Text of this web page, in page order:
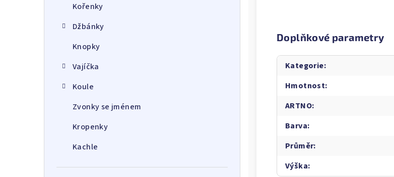
Kořenky
Džbánky
Knopky
Vajíčka
Koule
Zvonky se jménem
Kropenky
Kachle
Doplňkové parametry
Kategorie:
Hmotnost:
ARTNO:
Barva:
Průměr:
Výška: